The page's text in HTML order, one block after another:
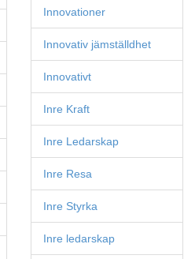
Innovationer
Innovativ jämställdhet
Innovativt
Inre Kraft
Inre Ledarskap
Inre Resa
Inre Styrka
Inre ledarskap